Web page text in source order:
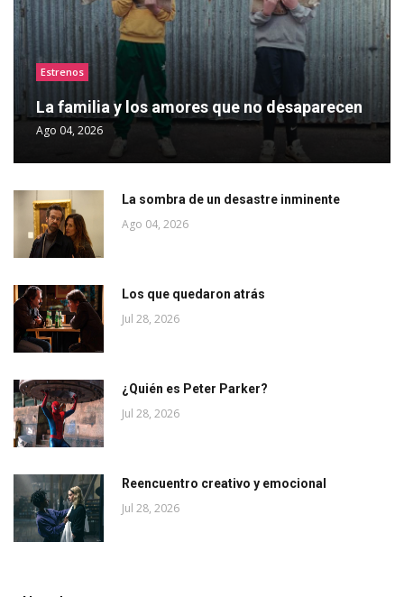
Estrenos
La familia y los amores que no desaparecen
Ago 04, 2026
La sombra de un desastre inminente
Ago 04, 2026
Los que quedaron atrás
Jul 28, 2026
¿Quién es Peter Parker?
Jul 28, 2026
Reencuentro creativo y emocional
Jul 28, 2026